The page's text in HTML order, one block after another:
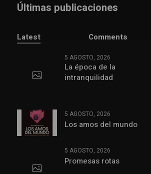
Últimas publicaciones
Latest Comments
5 AGOSTO, 2026
La época de la
intranquilidad
5 AGOSTO, 2026
Los amos del mundo
5 AGOSTO, 2026
Promesas rotas